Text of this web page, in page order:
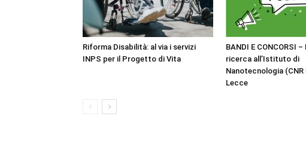
Riforma Disabilità: al via i servizi
INPS per il Progetto di Vita
BANDI E CONCORSI
ricerca all’Istituto di
Nanotecnologia
Lecce